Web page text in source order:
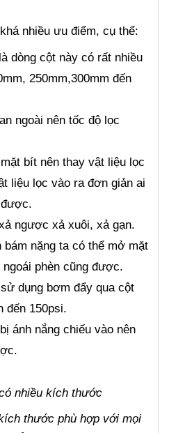
nhiều ưu điểm, cụ thể:
dòng cột này có rất nhiều
250mm,300mm đến
ngoài nên tốc độ lọc
bít nên thay vật liệu lọc
liệu lọc vào ra đơn giản ai
ngược xả xuôi, xả gạn.
bám nặng ta có thể mở mặt
phèn cũng được.
dụng bơm đẩy qua cột
đến 150psi.
ánh nắng chiếu vào nên
thước phù hợp với mọi